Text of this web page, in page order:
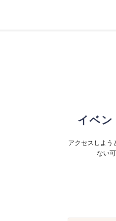
イベン
アクセスしよう
ない